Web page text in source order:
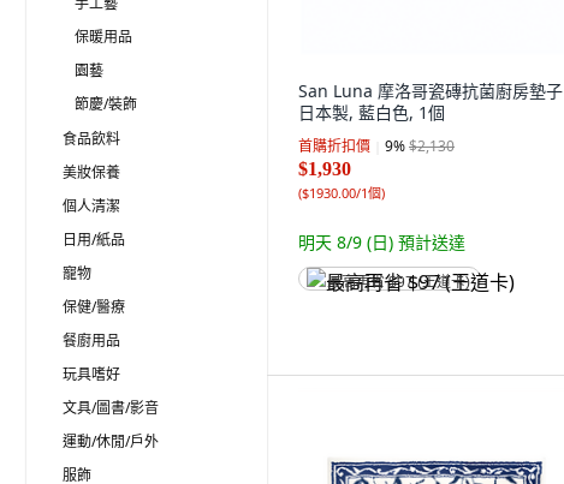
保暖用品
園藝
節慶/裝飾
食品飲料
美妝保養
個人清潔
日用/紙品
寵物
保健/醫療
餐廚用品
玩具嗜好
文具/圖書/影音
運動/休閒/戶外
服飾
San Luna 摩洛哥瓷磚抗菌廚房墊子
日本製, 藍白色, 1個
首購折扣價 9%$2,130
$1,930
($1930.00/1個)
明天 8/9 (日) 預計送達
最高再省 $97 (王道卡)